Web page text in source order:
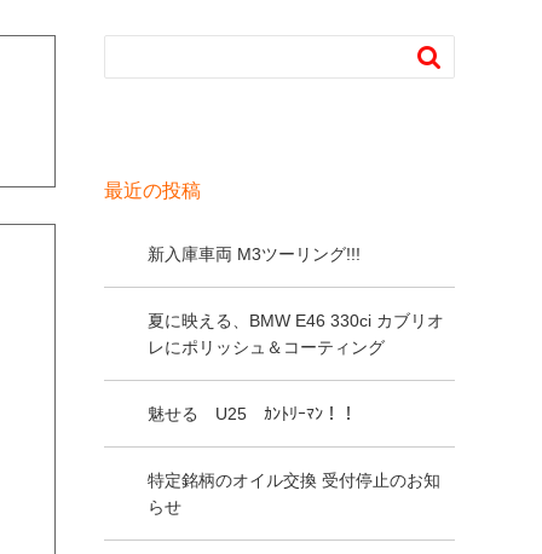

最近の投稿
新入庫車両 M3ツーリング!!!
夏に映える、BMW E46 330ci カブリオ
レにポリッシュ＆コーティング
魅せる U25 ｶﾝﾄﾘｰﾏﾝ！！
特定銘柄のオイル交換 受付停止のお知
らせ